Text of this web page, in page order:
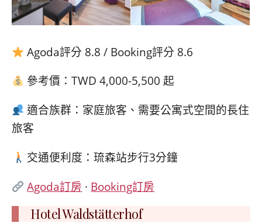
Agoda評分 8.8 / Booking評分 8.6
參考價：TWD 4,000-5,500 起
適合族群：家庭旅客、需要公寓式空間的長住
旅客
交通便利度：琉森站步行3分鐘
Agoda訂房 · Booking訂房
Hotel Waldstätterhof